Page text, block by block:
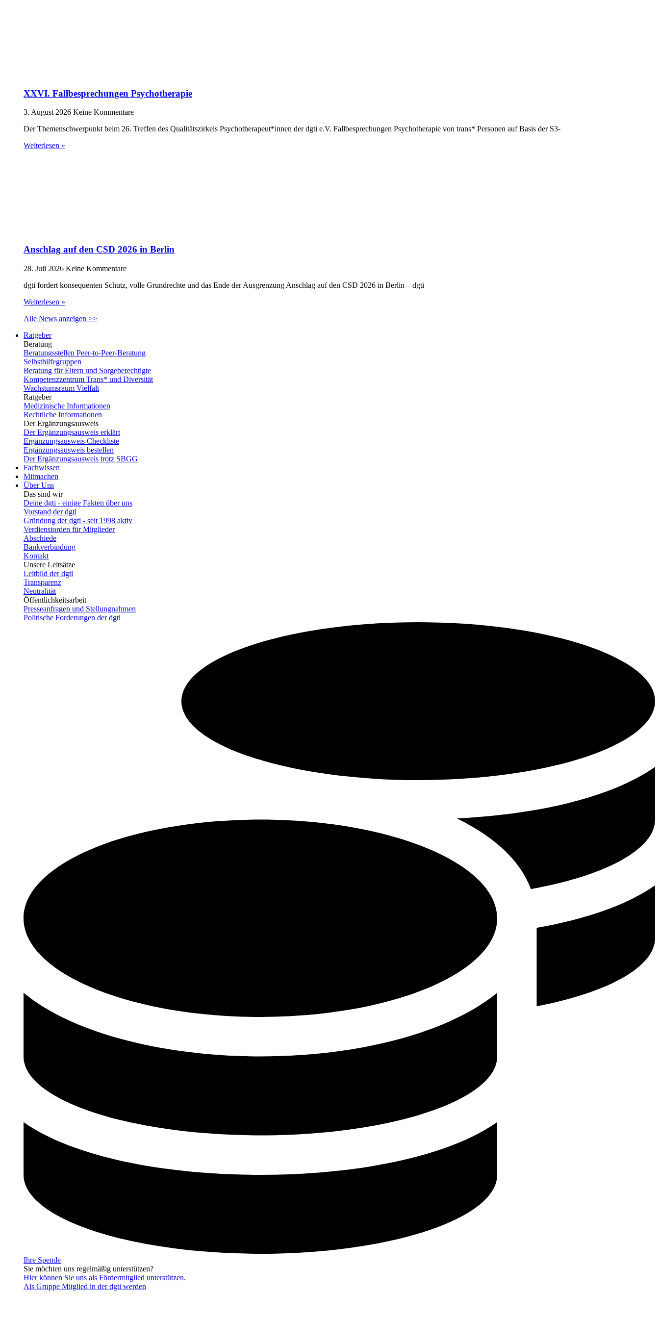
XXVI. Fallbesprechungen Psychotherapie
3. August 2026 Keine Kommentare
Der Themenschwerpunkt beim 26. Treffen des Qualitätszirkels Psychotherapeut*innen der dgti e.V. Fallbesprechungen Psychotherapie von trans* Personen auf Basis der S3-
Weiterlesen »
Anschlag auf den CSD 2026 in Berlin
28. Juli 2026 Keine Kommentare
dgti fordert konsequenten Schutz, volle Grundrechte und das Ende der Ausgrenzung Anschlag auf den CSD 2026 in Berlin – dgti
Weiterlesen »
Alle News anzeigen >>
Ratgeber
Beratung
Beratungsstellen Peer-to-Peer-Beratung
Selbsthilfegruppen
Beratung für Eltern und Sorgeberechtigte
Kompetenzzentrum Trans* und Diversität
Wachstumsraum Vielfalt
Ratgeber
Medizinische Informationen
Rechtliche Informationen
Der Ergänzungsausweis
Der Ergänzungsausweis erklärt
Ergänzungsausweis Checkliste
Ergänzungsausweis bestellen
Der Ergänzungsausweis trotz SBGG
Fachwissen
Mitmachen
Über Uns
Das sind wir
Deine dgti - einige Fakten über uns
Vorstand der dgti
Gründung der dgti - seit 1998 aktiv
Verdienstorden für Mitglieder
Abschiede
Bankverbindung
Kontakt
Unsere Leitsätze
Leitbild der dgti
Transparenz
Neutralität
Öffentlichkeitsarbeit
Presseanfragen und Stellungnahmen
Politische Forderungen der dgti
Ihre Spende
Sie möchten uns regelmäßig unterstützen?
Hier können Sie uns als Fördermitglied unterstützen.
Als Gruppe Mitglied in der dgti werden